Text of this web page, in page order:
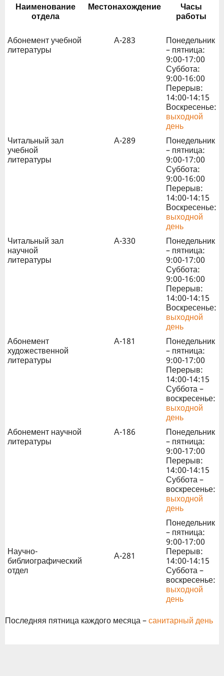
Наименование
отдела
Местонахождение
Часы
работы
Абонемент учебной
литературы
А-283
Понедельник
– пятница:
9:00-17:00
Суббота:
9:00-16:00
Перерыв:
14:00-14:15
Воскресенье:
выходной
день
Читальный зал
учебной
литературы
А-289
Понедельник
– пятница:
9:00-17:00
Суббота:
9:00-16:00
Перерыв:
14:00-14:15
Воскресенье:
выходной
день
Читальный зал
научной
литературы
А-330
Понедельник
– пятница:
9:00-17:00
Суббота:
9:00-16:00
Перерыв:
14:00-14:15
Воскресенье:
выходной
день
Абонемент
художественной
литературы
А-181
Понедельник
– пятница:
9:00-17:00
Перерыв:
14:00-14:15
Суббота –
воскресенье:
выходной
день
Абонемент научной
литературы
А-186
Понедельник
– пятница:
9:00-17:00
Перерыв:
14:00-14:15
Суббота –
воскресенье:
выходной
день
Научно-
библиографический
отдел
А-281
Понедельник
– пятница:
9:00-17:00
Перерыв:
14:00-14:15
Суббота –
воскресенье:
выходной
день
Последняя пятница каждого месяца –санитарный день